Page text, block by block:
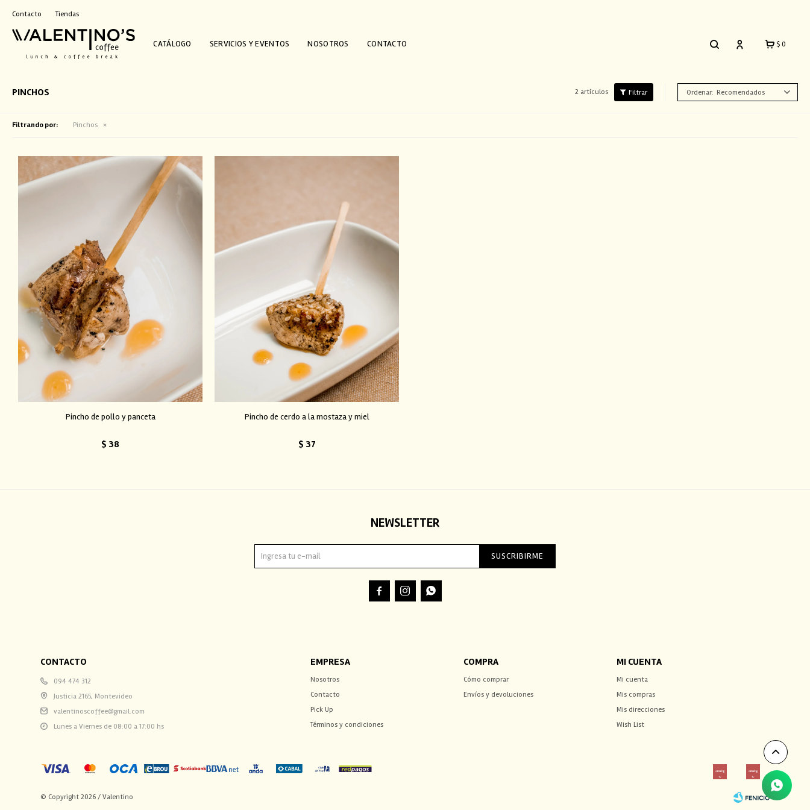
CATÁLOGO SERVICIOS Y EVENTOS NOSOTROS CONTACTO $ 0
Contacto Tiendas
PINCHOS 2 artículos Recomendados
Filtrando por: Pinchos
Pincho de pollo y panceta
$ 38
Pincho de cerdo a la mostaza y miel
$ 37
CONTACTO
094 474 312
Justicia 2165, Montevideo
valentinoscoffee@gmail.com
Lunes a Viernes de 08:00 a 17:00 hs
EMPRESA
Nosotros
Contacto
Pick Up
Términos y condiciones
COMPRA
Cómo comprar
Envíos y devoluciones
MI CUENTA
Mi cuenta
Mis compras
Mis direcciones
Wish List
NEWSLETTER
SUSCRIBIRME
  
© Copyright 2026 / Valentino